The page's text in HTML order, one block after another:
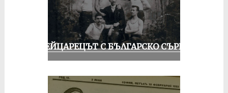
ШВЕЙЦАРЕЦЪТ С БЪЛГАРСКО СЪРЦЕ